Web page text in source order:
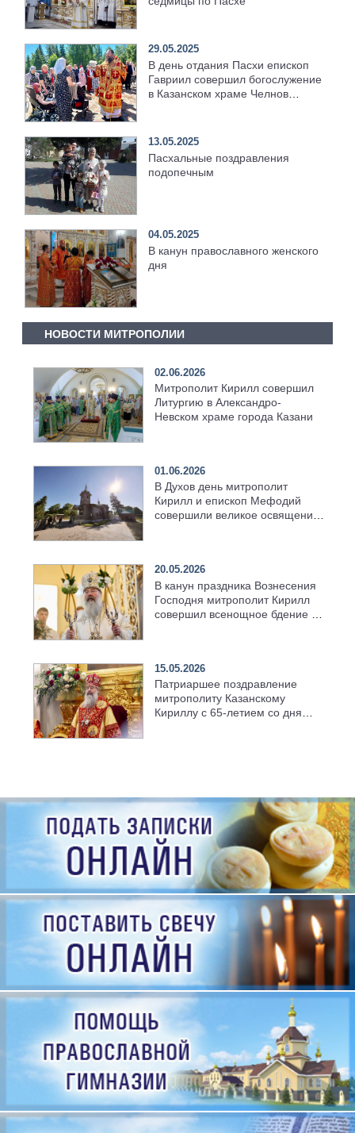
29.05.2025
В день отдания Пасхи епископ
Гавриил совершил богослужение
в Казанском храме Челнов
13.05.2025
Пасхальные поздравления
подопечным
04.05.2025
В канун православного женского
дня
НОВОСТИ МИТРОПОЛИИ
02.06.2026
Митрополит Кирилл совершил
Литургию в Александро-
Невском храме города Казани
01.06.2026
В Духов день митрополит
Кирилл и епископ Мефодий
совершили великое освящение
20.05.2026
В канун праздника Вознесения
Господня митрополит Кирилл
совершил всенощное бдение в
15.05.2026
Патриаршее поздравление
митрополиту Казанскому
Кириллу с 65-летием со дня